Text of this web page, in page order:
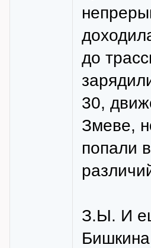
до
30,
Змеве,
попали
З.Ы. И